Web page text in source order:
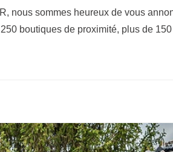
nous sommes heureux de vous
boutiques de proximité, plus de 150